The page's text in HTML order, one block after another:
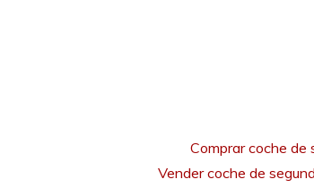
Comprar coche de
Vender coche de